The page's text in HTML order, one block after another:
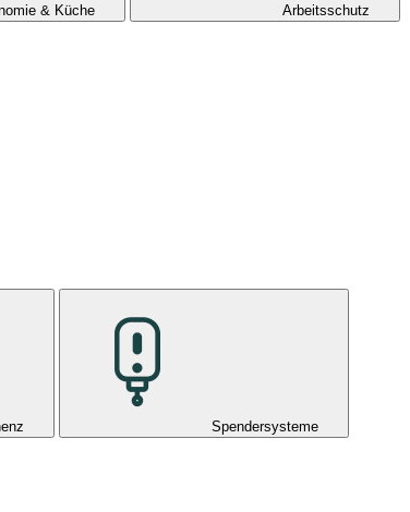
& Küche Arbeitsschutz
Spendersysteme